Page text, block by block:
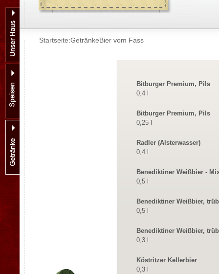
Startseite:GetränkeBier vom Fass
Bitburger Premium, Pils
0,4 l
Bitburger Premium, Pils
0,25 l
Radler (Alsterwasser)
0,4 l
Benediktiner Weißbier -
0,5 l
Benediktiner Weißbier, trüb
0,5 l
Benediktiner Weißbier, trüb
0,3 l
Köstritzer Kellerbier
0,3 l